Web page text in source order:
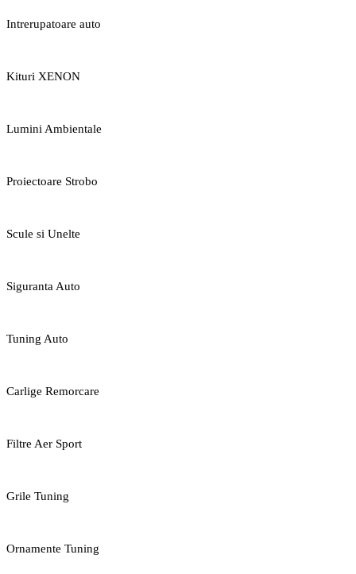
Intrerupatoare auto
Kituri XENON
Lumini Ambientale
Proiectoare Strobo
Scule si Unelte
Siguranta Auto
Tuning Auto
Carlige Remorcare
Filtre Aer Sport
Grile Tuning
Ornamente Tuning